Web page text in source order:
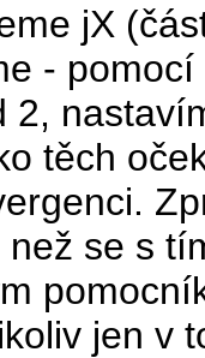
jX
-
2,
těch
se s
jen v